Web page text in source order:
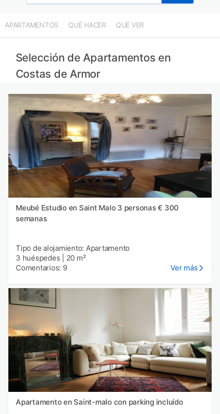
Apartamentos en Groix provincia
Apartamentos en Île-de-Sein provincia
Apartamentos en Ouessant provincia
APARTAMENTOS QUÉ HACER QUÉ VER
Selección de Apartamentos en
Costas de Armor
Meubé Estudio en Saint Malo 3 personas € 300
semanas
Tipo de alojamiento: Apartamento
3 huéspedes
20 m²
Comentarios: 9
Ver más
Apartamento en Saint-malo con parking incluído